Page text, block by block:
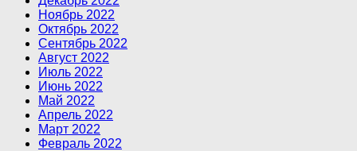
Ноябрь 2022
Октябрь 2022
Сентябрь 2022
Август 2022
Июль 2022
Июнь 2022
Май 2022
Апрель 2022
Март 2022
Февраль 2022